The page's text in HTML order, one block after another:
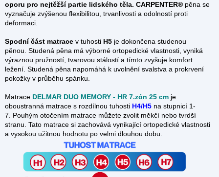
oporu pro nejtěžší partie lidského těla. CARPENTER® pěna se
vyznačuje zvýšenou flexibilitou, trvanlivosti a odolností proti
deformaci.
Spodní část matrace v tuhosti H5 je dokončena studenou
pěnou. Studená pěna má výborné ortopedické vlastnosti, vyniká
výraznou pružností, tvarovou stálostí a tímto zvyšuje komfort
ležení. Studená pěna napomáhá k uvolnění svalstva a prokrvení
pokožky v průběhu spánku.
Matrace DELMAR DUO MEMORY - HR 7.zón 25 cm je
oboustranná matrace s rozdílnou tuhosti H4/H5 na stupnicí 1-
7. Pouhým otočením matrace můžete zvolit měkčí nebo tvrdší
stranu. Tato matrace si zachovává vynikající ortopedické vlastnosti
a vysokou užitnou hodnotu po velmi dlouhou dobu.